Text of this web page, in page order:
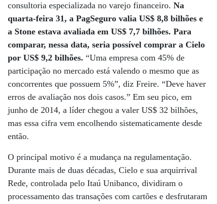
consultoria especializada no varejo financeiro. Na
quarta-feira 31, a PagSeguro valia US$ 8,8 bilhões e
a Stone estava avaliada em US$ 7,7 bilhões. Para
comparar, nessa data, seria possível comprar a Cielo
por US$ 9,2 bilhões. “Uma empresa com 45% de
participação no mercado está valendo o mesmo que as
concorrentes que possuem 5%”, diz Freire. “Deve haver
erros de avaliação nos dois casos.” Em seu pico, em
junho de 2014, a líder chegou a valer US$ 32 bilhões,
mas essa cifra vem encolhendo sistematicamente desde
então.
O principal motivo é a mudança na regulamentação.
Durante mais de duas décadas, Cielo e sua arquirrival
Rede, controlada pelo Itaú Unibanco, dividiram o
processamento das transações com cartões e desfrutaram